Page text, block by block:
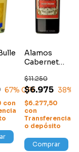
67% OFF
con
Alamos
Cabernet
$6.975
$11.250
38%
$6.277,50
con
Transferencia
o depósito
Comprar